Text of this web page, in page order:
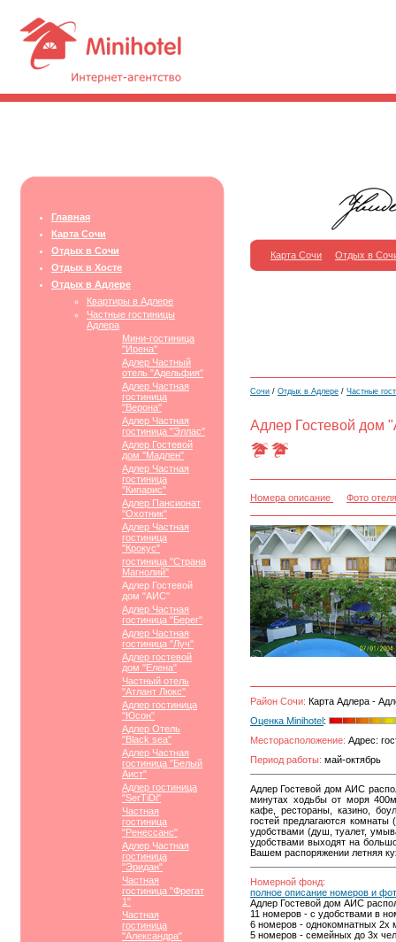
Главная
Карта Сочи
Отдых в Сочи
Отдых в Хосте
Отдых в Адлере
Квартиры в Адлере
Частные гостиницы
Адлера
Мини-гостиница
"Ирена"
Адлер Частный
отель "Адельфия"
Адлер Частная
гостиница
"Верона"
Адлер Частная
гостиница "Эллас"
Адлер Гостевой
дом "Мадлен"
Адлер Частная
гостиница
"Кипарис"
Адлер Пансионат
"Охотник"
Адлер Частная
гостиница
"Крокус"
гостиница "Страна
Магнолий"
Адлер Гостевой
дом "АИС"
Адлер Частная
гостиница "Берег"
Адлер Частная
гостиница "Луч"
Адлер гостевой
дом "Елена"
Частный отель
"Атлант Люкс"
Адлер гостиница
"Юсон"
Адлер Отель
"Black sea"
Адлер Частная
гостиница "Белый
Аист"
Адлер гостиница
"SerTiDi"
Частная
гостиница
"Ренессанс"
Адлер Частная
гостиница
"Эридан"
Частная
гостиница "Фрегат
1"
Частная
гостиница
"Александра"
Карта Сочи Отдых в
Сочи / Отдых в Адлере / Частные
Адлер Гостевой дом
Номера описание Фото отеля
Район Сочи: Карта Адлера -
Оценка Minihotel:
Месторасположение: Адрес:
Период работы: май-октябрь
Адлер Гостевой дом АИС
минутах ходьбы от моря
кафе, рестораны, казино,
гостей предлагаются
удобствами (душ, туалет,
удобствами выходят на
Вашем распоряжении летняя
Номерной фонд:
полное описание номеров и
Адлер Гостевой дом АИС
11 номеров - с удобствами в
6 номеров - однокомнатных 2х
5 номеров - семейных до 3х